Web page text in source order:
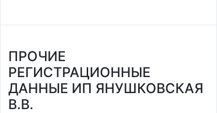
ПРОЧИЕ
РЕГИСТРАЦИОННЫЕ
ДАННЫЕ ИП ЯНУШКОВСКАЯ
В.В.